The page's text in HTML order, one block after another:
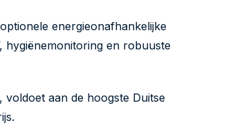
energieonafhankelijke
hygiënemonitoring en robuuste
voldoet aan de hoogste Duitse